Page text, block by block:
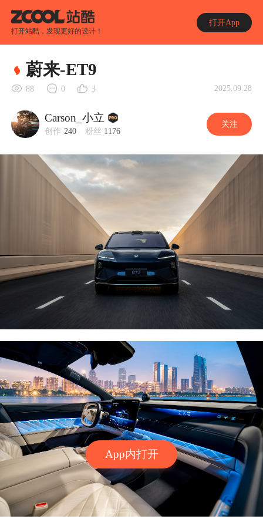
打开站酷，发现更好的设计！
打开App
App内打开
蔚来-ET9
88 0 3 2025.09.28
Carson_小立
创作 240 粉丝 1176
关注